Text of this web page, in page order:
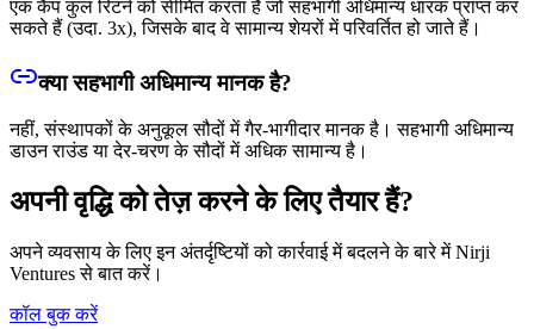
एक कैप कुल रिटर्न को सीमित करता है जो सहभागी अधिमान्य धारक प्राप्त कर
सकते हैं (उदा. 3x), जिसके बाद वे सामान्य शेयरों में परिवर्तित हो जाते हैं।
क्या सहभागी अधिमान्य मानक है?
नहीं, संस्थापकों के अनुकूल सौदों में गैर-भागीदार मानक है। सहभागी अधिमान्य
डाउन राउंड या देर-चरण के सौदों में अधिक सामान्य है।
अपनी वृद्धि को तेज़ करने के लिए तैयार हैं?
अपने व्यवसाय के लिए इन अंतर्दृष्टियों को कार्रवाई में बदलने के बारे में Nirji
Ventures से बात करें।
कॉल बुक करें